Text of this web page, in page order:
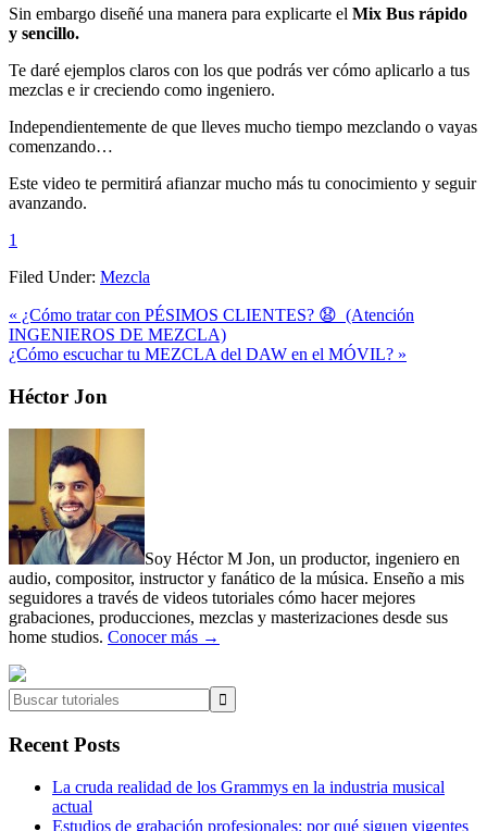
Sin embargo diseñé una manera para explicarte el Mix Bus rápido
y sencillo.
Te daré ejemplos claros con los que podrás ver cómo aplicarlo a tus
mezclas e ir creciendo como ingeniero.
Independientemente de que lleves mucho tiempo mezclando o vayas
comenzando…
Este video te permitirá afianzar mucho más tu conocimiento y seguir
avanzando.
1
Filed Under: Mezcla
Previous
Post:
« ¿Cómo tratar con PÉSIMOS CLIENTES? 😧 (Atención
INGENIEROS DE MEZCLA)
Next
¿Cómo escuchar tu MEZCLA del DAW en el MÓVIL? »
Primary
Sidebar
Héctor Jon
Soy Héctor M Jon, un productor, ingeniero en
audio, compositor, instructor y fanático de la música. Enseño a mis
seguidores a través de videos tutoriales cómo hacer mejores
grabaciones, producciones, mezclas y masterizaciones desde sus
home studios. Conocer más →
Buscar
tutoriales
Recent Posts
La cruda realidad de los Grammys en la industria musical
actual
Estudios de grabación profesionales: por qué siguen vigentes